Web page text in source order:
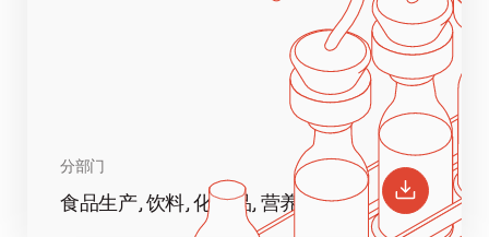
分部门
食品生产, 饮料, 化妆品, 营养品